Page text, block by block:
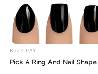
BUZZ DAY
Pick A Ring And Nail